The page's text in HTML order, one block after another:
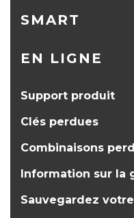
SMART
EN LIGNE
Support produit
Clés perdues
Combinaisons
Information sur la
Sauvegardez